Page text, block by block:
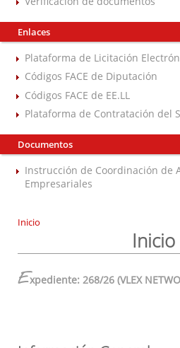
Enlaces
Plataforma de Licitación
Códigos FACE de Diputación
Códigos FACE de EE.LL
Plataforma de Contratación del
Documentos
Instrucción de Coordinación de
Empresariales
Inicio
Inicio
Expediente: 268/26 (VLEX